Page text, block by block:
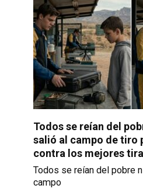
Todos se reían del
salió al campo de tiro
contra los mejores
Todos se reían del pobre
campo